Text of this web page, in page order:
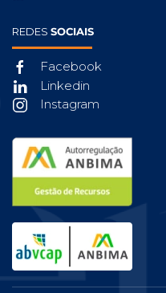
REDES SOCIAIS
Facebook
Linkedin
Instagram